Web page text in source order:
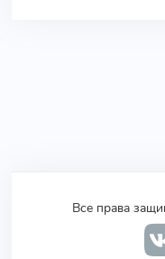
Все права